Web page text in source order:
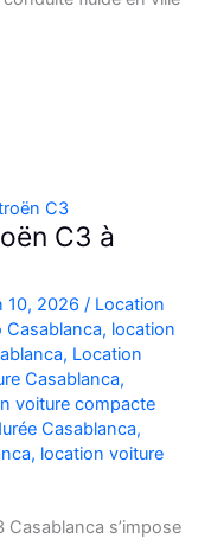
C3 à
10, 2026 / Location
Casablanca, location
, Location
Casablanca,
voiture compacte
Casablanca,
, location voiture
s’impose